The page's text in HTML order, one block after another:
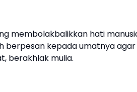
membolakbalikkan hati
berpesan kepada umatnya agar
berakhlak mulia.